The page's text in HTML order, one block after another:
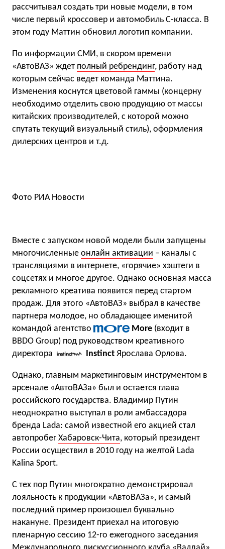
рассчитывал создать три новые модели, в том
числе первый кроссовер и автомобиль C-класса. В
этом году Маттин обновил логотип компании.
По информации СМИ, в скором времени
«АвтоВАЗ» ждет полный ребрендинг, работу над
которым сейчас ведет команда Маттина.
Изменения коснутся цветовой гаммы (концерну
необходимо отделить свою продукцию от массы
китайских производителей, с которой можно
спутать текущий визуальный стиль), оформления
дилерских центров и т.д.
Фото РИА Новости
Вместе с запуском новой модели были запущены
многочисленные онлайн активации – каналы с
трансляциями в интернете, «горячие» хэштеги в
соцсетях и многое другое. Однако основная масса
рекламного креатива появится перед стартом
продаж. Для этого «АвтоВАЗ» выбрал в качестве
партнера молодое, но обладающее именитой
командой агентство
More (входит в
BBDO Group) под руководством креативного
директора
InstinctЯрослава Орлова.
Однако, главным маркетинговым инструментом в
арсенале «АвтоВАЗа» был и остается глава
российского государства. Владимир Путин
неоднократно выступал в роли амбассадора
бренда Lada: самой известной его акцией стал
автопробег Хабаровск-Чита, который президент
России осуществил в 2010 году на желтой Lada
Kalina Sport.
С тех пор Путин многократно демонстрировал
лояльность к продукции «АвтоВАЗа», и самый
последний пример произошел буквально
накануне. Президент приехал на итоговую
пленарную сессию 12-го ежегодного заседания